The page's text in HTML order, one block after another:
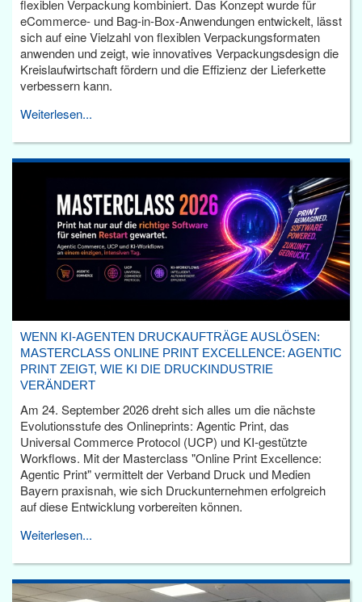
flexiblen Verpackung kombiniert. Das Konzept wurde für
eCommerce- und Bag-in-Box-Anwendungen entwickelt, lässt
sich auf eine Vielzahl von flexiblen Verpackungsformaten
anwenden und zeigt, wie innovatives Verpackungsdesign die
Kreislaufwirtschaft fördern und die Effizienz der Lieferkette
verbessern kann.
Weiterlesen...
WENN KI-AGENTEN DRUCKAUFTRÄGE AUSLÖSEN:
MASTERCLASS ONLINE PRINT EXCELLENCE: AGENTIC
PRINT ZEIGT, WIE KI DIE DRUCKINDUSTRIE
VERÄNDERT
Am 24. September 2026 dreht sich alles um die nächste
Evolutionsstufe des Onlineprints: Agentic Print, das
Universal Commerce Protocol (UCP) und KI-gestützte
Workflows. Mit der Masterclass "Online Print Excellence:
Agentic Print" vermittelt der Verband Druck und Medien
Bayern praxisnah, wie sich Druckunternehmen erfolgreich
auf diese Entwicklung vorbereiten können.
Weiterlesen...